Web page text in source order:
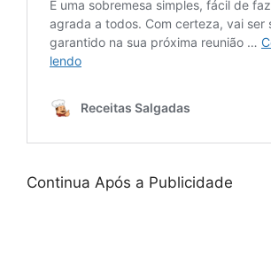
Continua Após a Publicidade